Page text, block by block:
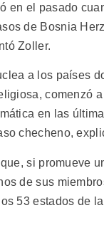
en el pasado
de Bosnia
Zoller.
a los países
comenzó
en las
checheno,
si promueve
de sus
53 estados de